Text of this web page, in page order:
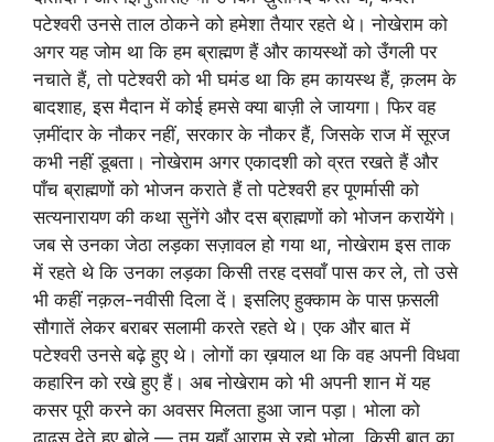
पटेश्वरी उनसे ताल ठोकने को हमेशा तैयार रहते थे। नोखेराम को
अगर यह जोम था कि हम ब्राह्मण हैं और कायस्थों को उँगली पर
नचाते हैं, तो पटेश्वरी को भी घमंड था कि हम कायस्थ हैं, क़लम के
बादशाह, इस मैदान में कोई हमसे क्या बाज़ी ले जायगा। फिर वह
ज़मींदार के नौकर नहीं, सरकार के नौकर हैं, जिसके राज में सूरज
कभी नहीं डूबता। नोखेराम अगर एकादशी को व्रत रखते हैं और
पाँच ब्राह्मणों को भोजन कराते हैं तो पटेश्वरी हर पूणर्मासी को
सत्यनारायण की कथा सुनेंगे और दस ब्राह्मणों को भोजन करायेंगे।
जब से उनका जेठा लड़का सज़ावल हो गया था, नोखेराम इस ताक
में रहते थे कि उनका लड़का किसी तरह दसवाँ पास कर ले, तो उसे
भी कहीं नक़ल-नवीसी दिला दें। इसलिए हुक्काम के पास फ़सली
सौगातें लेकर बराबर सलामी करते रहते थे। एक और बात में
पटेश्वरी उनसे बढ़े हुए थे। लोगों का ख़याल था कि वह अपनी विधवा
कहारिन को रखे हुए हैं। अब नोखेराम को भी अपनी शान में यह
कसर पूरी करने का अवसर मिलता हुआ जान पड़ा। भोला को
ढाढ़स देते हुए बोले — तुम यहाँ आराम से रहो भोला, किसी बात का